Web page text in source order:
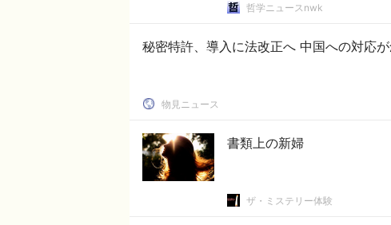
哲学ニュースnwk
秘密特許、導入に法改正へ 中国への対応
物見ニュース
書類上の新婦
ザ・ミステリー体験